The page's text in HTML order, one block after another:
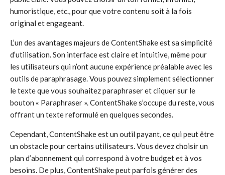
humoristique, etc., pour que votre contenu soit à la fois
original et engageant.
L’un des avantages majeurs de ContentShake est sa simplicité
d’utilisation. Son interface est claire et intuitive, même pour
les utilisateurs qui n’ont aucune expérience préalable avec les
outils de paraphrasage. Vous pouvez simplement sélectionner
le texte que vous souhaitez paraphraser et cliquer sur le
bouton « Paraphraser ». ContentShake s’occupe du reste, vous
offrant un texte reformulé en quelques secondes.
Cependant, ContentShake est un outil payant, ce qui peut être
un obstacle pour certains utilisateurs. Vous devez choisir un
plan d’abonnement qui correspond à votre budget et à vos
besoins. De plus, ContentShake peut parfois générer des